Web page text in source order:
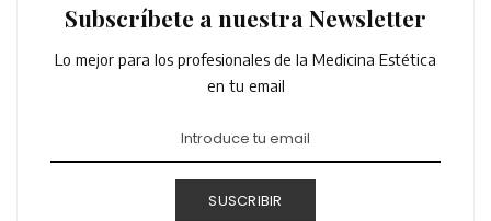
Subscríbete a nuestra Newsletter
Lo mejor para los profesionales de la Medicina Estética
en tu email
SUSCRIBIR